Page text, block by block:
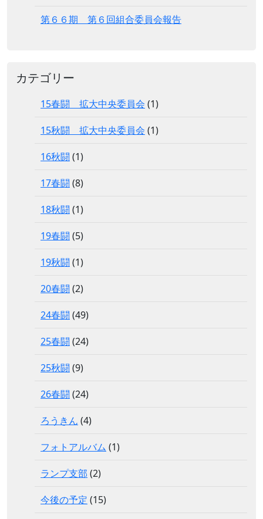
第６６期 第６回組合委員会報告
カテゴリー
15春闘 拡大中央委員会 (1)
15秋闘 拡大中央委員会 (1)
16秋闘 (1)
17春闘 (8)
18秋闘 (1)
19春闘 (5)
19秋闘 (1)
20春闘 (2)
24春闘 (49)
25春闘 (24)
25秋闘 (9)
26春闘 (24)
ろうきん (4)
フォトアルバム (1)
ランプ支部 (2)
今後の予定 (15)